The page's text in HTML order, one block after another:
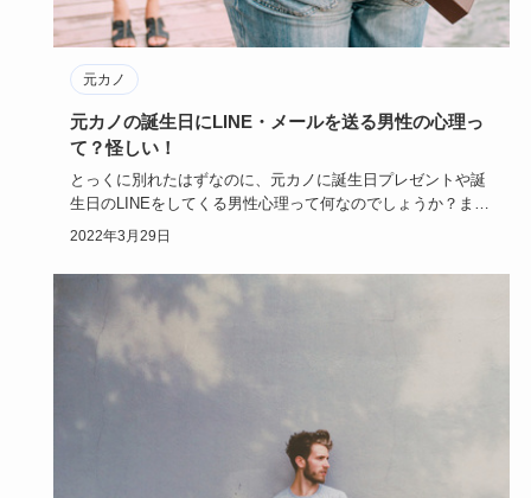
元カノ
元カノの誕生日にLINE・メールを送る男性の心理っ
て？怪しい！
とっくに別れたはずなのに、元カノに誕生日プレゼントや誕
生日のLINEをしてくる男性心理って何なのでしょうか？また
やり直した…
2022年3月29日